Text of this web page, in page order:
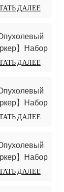
125
ДАЛЕЕ
Опухолевый
】Набор
19-9
9)
ДАЛЕЕ
Опухолевый
】Набор
1
1)
ДАЛЕЕ
Опухолевый
】Набор
ДАЛЕЕ